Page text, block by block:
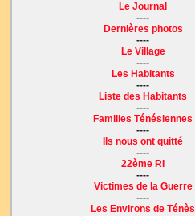
Le Journal
----
Dernières photos
----
Le Village
----
Les Habitants
----
Liste des Habitants
----
Familles Ténésiennes
----
Ils nous ont quitté
----
22ème RI
----
Victimes de la Guerre
----
Les Environs de Ténès